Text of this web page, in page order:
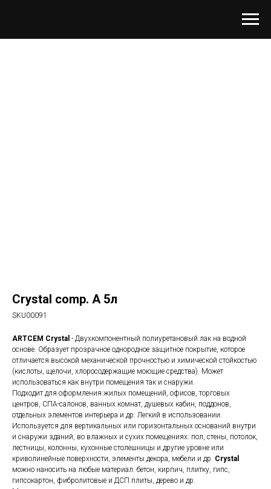
Crystal comp. A 5л
SKU00091
ARTCEM Crystal - Двухкомпонентный полиуретановый лак на водной
основе. Образует прозрачное однородное защитное покрытие, которое
отличается высокой механической прочностью и химической стойкостью
(кислоты, щелочи, хлоросодержащие моющие средства). Может
использоваться как внутри помещения так и снаружи.
Подходит для оформления жилых помещений, офисов, торговых
центров, СПА-салонов, ванных комнат, душевых кабин, поддонов,
отдельных элементов интерьера и др. Легкий в использовании.
Используется для вертикальных или горизонтальных оснований внутри
и снаружи зданий, во влажных и сухих помещениях: пол, стены, потолок,
лестницы, колонны, кухонные столешницы и другие уровне или
криволинейные поверхности, элементы декора, мебели и др. Crystal
можно наносить на любые материал: бетон, кирпич, плитку, гипс,
гипсокартон, фибролитовые и ДСП плиты, дерево и др.